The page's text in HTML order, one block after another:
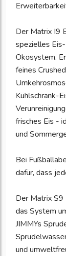
Der Matrix I9
spezielles
Ökosystem.
feines
Kühlschrank-
frisches Eis -
und
Bei
dafür, dass
Der Matrix
das System
JIMMYs
und